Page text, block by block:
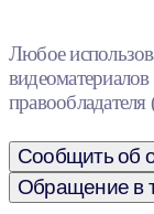
Любое
Сообщить об
Обращение в